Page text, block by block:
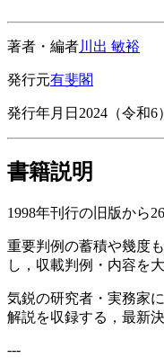
著者・編者川出 敏裕
発行元有斐閣
発行年月日 2024（令和6
書籍説明
1998年刊行の旧版から26
重要判例の蓄積や幾度
し，収載判例・内容を
気鋭の研究者・実務家
解説を収録する，最新決
---